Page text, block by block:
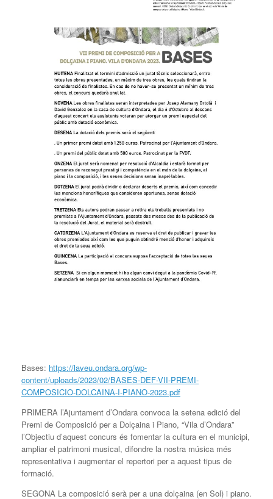
Bases: https://laveu.ondara.org/wp-
content/uploads/2023/02/BASES-DEF-VII-PREMI-
COMPOSICIO-DOLCAINA-I-PIANO-2023.pdf
PRIMERA l’Ajuntament d’Ondara convoca la setena edició del
Premi de Composició per a Dolçaina i Piano, “Vila d’Ondara”
l’Objectiu d’aquest concurs és fomentar la cultura en el municipi,
ampliar el patrimoni musical, difondre la nostra música més
representativa i augmentar el repertori per a aquest tipus de
formació.
SEGONA La composició serà per a una dolçaina (en Sol) i piano.